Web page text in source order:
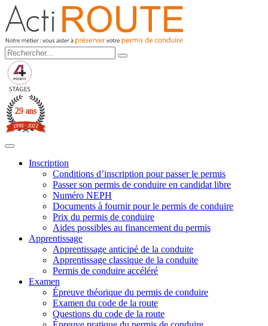
1993-2022
29 ans
Inscription
Conditions d’inscription pour passer le permis
Passer son permis de conduire en candidat libre
Numéro NEPH
Documents à fournir pour le permis de conduire
Prix du permis de conduire
Aides possibles au financement du permis
Apprentissage
Apprentissage anticipé de la conduite
Apprentissage classique de la conduite
Permis de conduire accéléré
Examen
Épreuve théorique du permis de conduire
Examen du code de la route
Questions du code de la route